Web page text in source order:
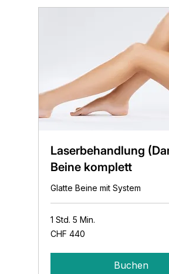
Laserbehandlung
Beine komplett
Glatte Beine mit System
1 Std. 5 Min.
440
Schweizer
CHF 440
Buchen